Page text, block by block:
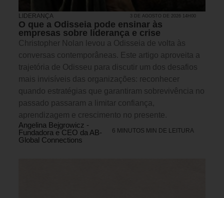
LIDERANÇA 3 DE AGOSTO DE 2026 14H00
O que a Odisseia pode ensinar às
empresas sobre liderança e crise
Christopher Nolan levou a Odisseia de volta às
conversas contemporâneas. Este artigo aproveita a
trajetória de Odisseu para discutir um dos desafios
mais invisíveis das organizações: reconhecer
quando estratégias que garantiram sobrevivência no
passado passaram a limitar confiança,
aprendizagem e crescimento no presente.
Angelina Bejgrowicz -
Fundadora e CEO da AB-
Global Connections
6 MINUTOS MIN DE LEITURA